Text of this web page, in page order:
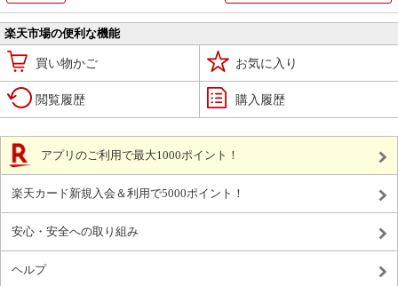
楽天市場の便利な機能
買い物かご お気に入り
閲覧履歴 購入履歴
アプリのご利用で最大1000ポイント！
楽天カード新規入会＆利用で5000ポイント！
安心・安全への取り組み
ヘルプ